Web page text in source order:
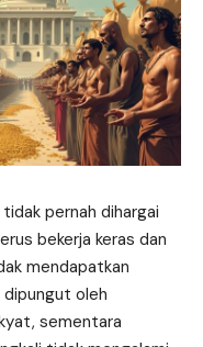
pernah dihargai
bekerja keras dan
mendapatkan
dipungut oleh
sementara